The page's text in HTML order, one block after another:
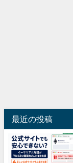
最近の投稿